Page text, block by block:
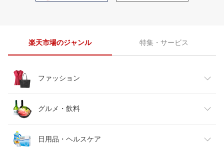
楽天市場のジャンル 特集・サービス
ファッション
レディースファッション
メンズファッション
グルメ・飲料
食品
日用品・ヘルスケア